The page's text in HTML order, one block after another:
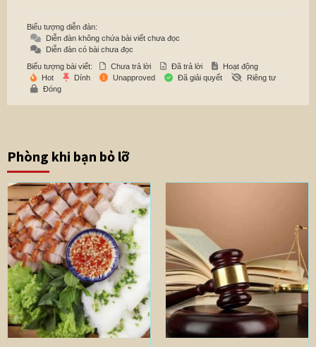
Biểu tượng diễn đàn:
Diễn đàn không chứa bài viết chưa đọc
Diễn đàn có bài chưa đọc
Biểu tượng bài viết:
Chưa trả lời Đã trả lời
Hoạt động
Hot
Dính Unapproved Đã giải quyết
Riêng tư
Đóng
Phòng khi bạn bỏ lỡ